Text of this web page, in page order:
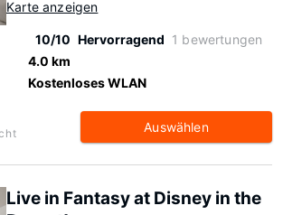
Karte anzeigen
10/10 Hervorragend 1 bewertungen
4.0 km
Kostenloses WLAN
Auswählen
Live in Fantasy at Disney in the